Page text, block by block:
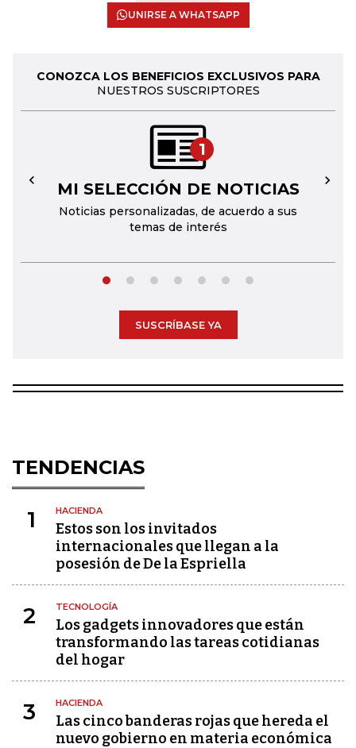
UNIRSE A WHATSAPP
CONOZCA LOS BENEFICIOS EXCLUSIVOS PARA
NUESTROS SUSCRIPTORES
1
MI SELECCIÓN DE NOTICIAS
Noticias personalizadas, de acuerdo a sus
temas de interés
← →
SUSCRÍBASE YA
TENDENCIAS
1 HACIENDA
Estos son los invitados
internacionales que llegan a la
posesión de De la Espriella
2 TECNOLOGÍA
Los gadgets innovadores que están
transformando las tareas cotidianas
del hogar
3 HACIENDA
Las cinco banderas rojas que hereda el
nuevo gobierno en materia económica